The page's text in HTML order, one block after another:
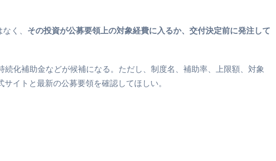
く、 その投資が公募要領上の対象経費に入るか、交付決定前に発注して
化補助金などが候補になる。ただし、制度名、補助率、上限額、対象
イトと最新の公募要領を確認してほしい。